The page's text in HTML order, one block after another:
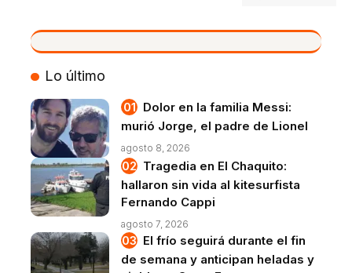
VIVO
Lo último
Dolor en la familia Messi:
murió Jorge, el padre de Lionel
agosto 8, 2026
Tragedia en El Chaquito:
hallaron sin vida al kitesurfista
Fernando Cappi
agosto 7, 2026
El frío seguirá durante el fin
de semana y anticipan heladas y